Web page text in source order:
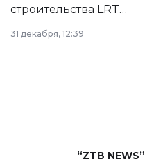
строительства LRT
в Астане из
республиканского
31 декабря, 12:39
“ZTB